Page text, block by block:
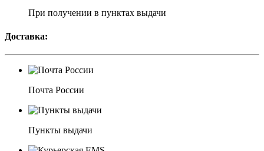
При получении в пунктах выдачи
Доставка:
Почта России
Пункты выдачи